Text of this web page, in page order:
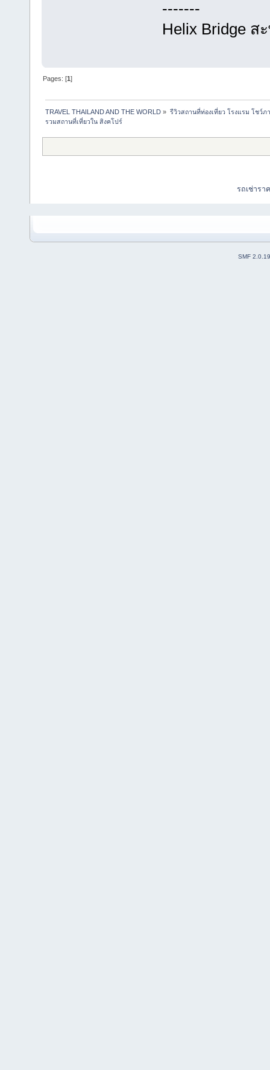
-------
Helix Bridge ส
Pages: [1]
TRAVEL THAILAND AND THE WORLD » รีวิวสถานที่ท่องเที่ยว โรงแรม โชว์ภ
รวมสถานที่เที่ยวใน สิงคโปร์
รถเช่าร
SMF 2.0.19